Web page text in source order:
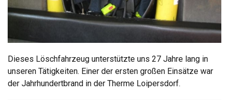
Dieses Löschfahrzeug unterstützte uns 27 Jahre lang in
unseren Tätigkeiten. Einer der ersten großen Einsätze war
der Jahrhundertbrand in der Therme Loipersdorf.